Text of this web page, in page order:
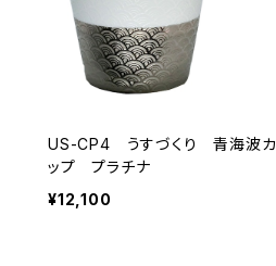
US-CP4 うすづくり 青海波カ
ップ プラチナ
¥12,100